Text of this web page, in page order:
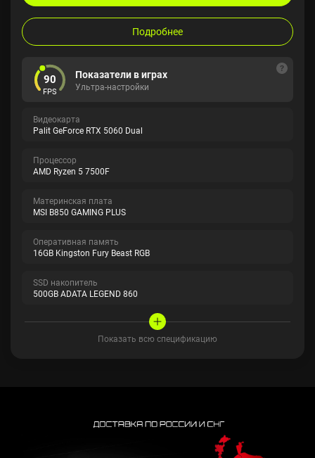
Подробнее
90
FPS
Показатели в играх
Ультра-настройки
Видеокарта
Palit GeForce RTX 5060 Dual
Процессор
AMD Ryzen 5 7500F
Материнская плата
MSI B850 GAMING PLUS
Оперативная память
16GB Kingston Fury Beast RGB
SSD накопитель
500GB ADATA LEGEND 860
Показать всю спецификацию